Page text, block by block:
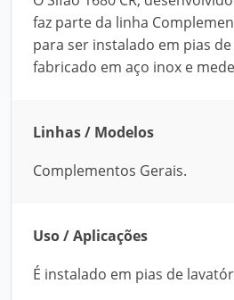
faz parte da linha
para ser instalado em pias
fabricado em aço inox e
Linhas / Modelos
Complementos Gerais.
Uso / Aplicações
É instalado em pias de